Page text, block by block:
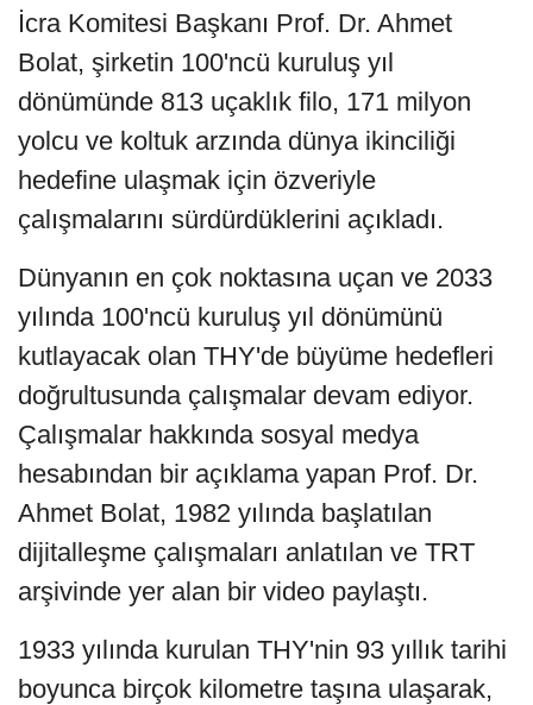
İcra Komitesi Başkanı Prof. Dr. Ahmet
Bolat, şirketin 100'ncü kuruluş yıl
dönümünde 813 uçaklık filo, 171 milyon
yolcu ve koltuk arzında dünya ikinciliği
hedefine ulaşmak için özveriyle
çalışmalarını sürdürdüklerini açıkladı.
Dünyanın en çok noktasına uçan ve 2033
yılında 100'ncü kuruluş yıl dönümünü
kutlayacak olan THY'de büyüme hedefleri
doğrultusunda çalışmalar devam ediyor.
Çalışmalar hakkında sosyal medya
hesabından bir açıklama yapan Prof. Dr.
Ahmet Bolat, 1982 yılında başlatılan
dijitalleşme çalışmaları anlatılan ve TRT
arşivinde yer alan bir video paylaştı.
1933 yılında kurulan THY'nin 93 yıllık tarihi
boyunca birçok kilometre taşına ulaşarak,